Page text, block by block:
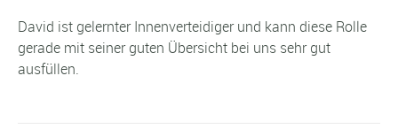
David ist gelernter Innenverteidiger und kann diese Rolle
gerade mit seiner guten Übersicht bei uns sehr gut
ausfüllen.